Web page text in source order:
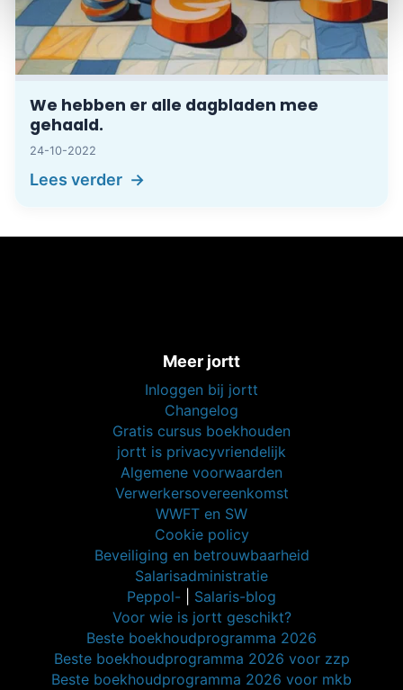
We hebben er alle dagbladen mee
gehaald.
24-10-2022
Lees verder
Meer jortt
Inloggen bij jortt
Changelog
Gratis cursus boekhouden
jortt is privacyvriendelijk
Algemene voorwaarden
Verwerkersovereenkomst
WWFT en SW
Cookie policy
Beveiliging en betrouwbaarheid
Salarisadministratie
Peppol-
Salaris-blog
Voor wie is jortt geschikt?
Beste boekhoudprogramma 2026
Beste boekhoudprogramma 2026 voor zzp
Beste boekhoudprogramma 2026 voor mkb